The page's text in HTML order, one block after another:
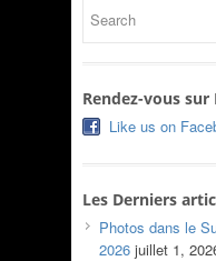
Rendez-vous sur
Like us on
Les Derniers
Photos dans le
2026 juillet 1,